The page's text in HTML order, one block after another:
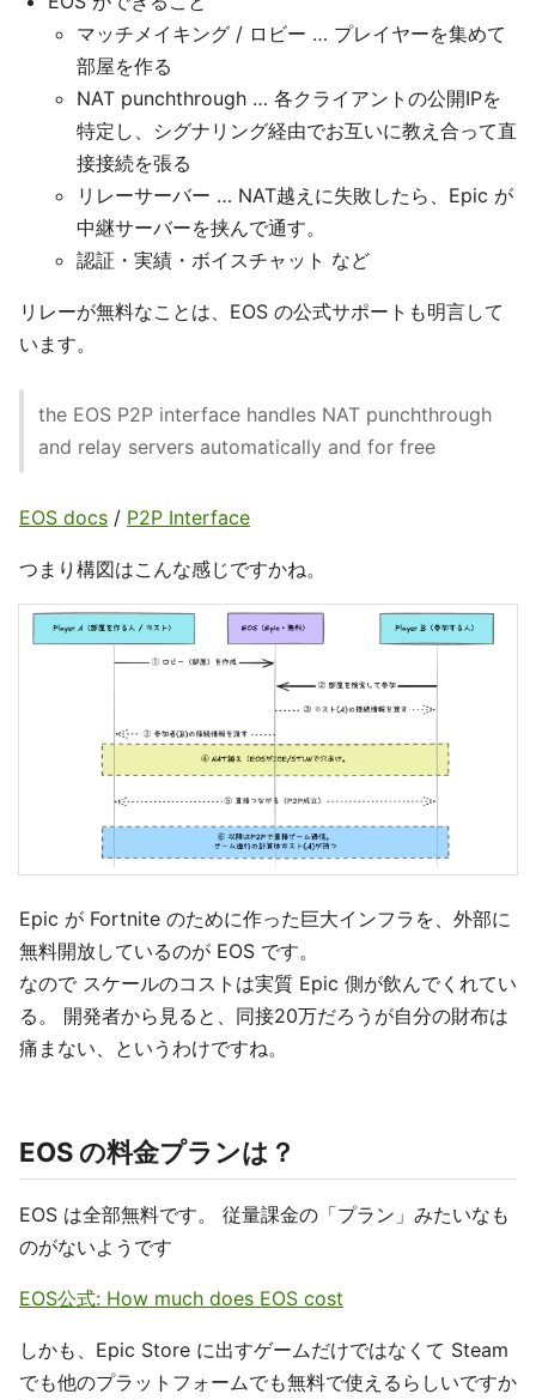
マッチメイキング / ロビー … プレイヤーを集めて
部屋を作る
NAT punchthrough … 各クライアントの公開IPを
特定し、シグナリング経由でお互いに教え合って直
接接続を張る
リレーサーバー … NAT越えに失敗したら、Epic が
中継サーバーを挟んで通す。
認証・実績・ボイスチャット など
リレーが無料なことは、EOS の公式サポートも明言して
います。
the EOS P2P interface handles NAT punchthrough
and relay servers automatically and for free
EOS docs / P2P Interface
つまり構図はこんな感じですかね。
Epic が Fortnite のために作った巨大インフラを、外部に
無料開放しているのが EOS です。
なので スケールのコストは実質 Epic 側が飲んでくれてい
る。 開発者から見ると、同接20万だろうが自分の財布は
痛まない、というわけですね。
EOS の料金プランは？
EOS は全部無料です。 従量課金の「プラン」みたいなも
のがないようです
EOS公式: How much does EOS cost
しかも、Epic Store に出すゲームだけではなくて Steam
でも他のプラットフォームでも無料で使えるらしいですか